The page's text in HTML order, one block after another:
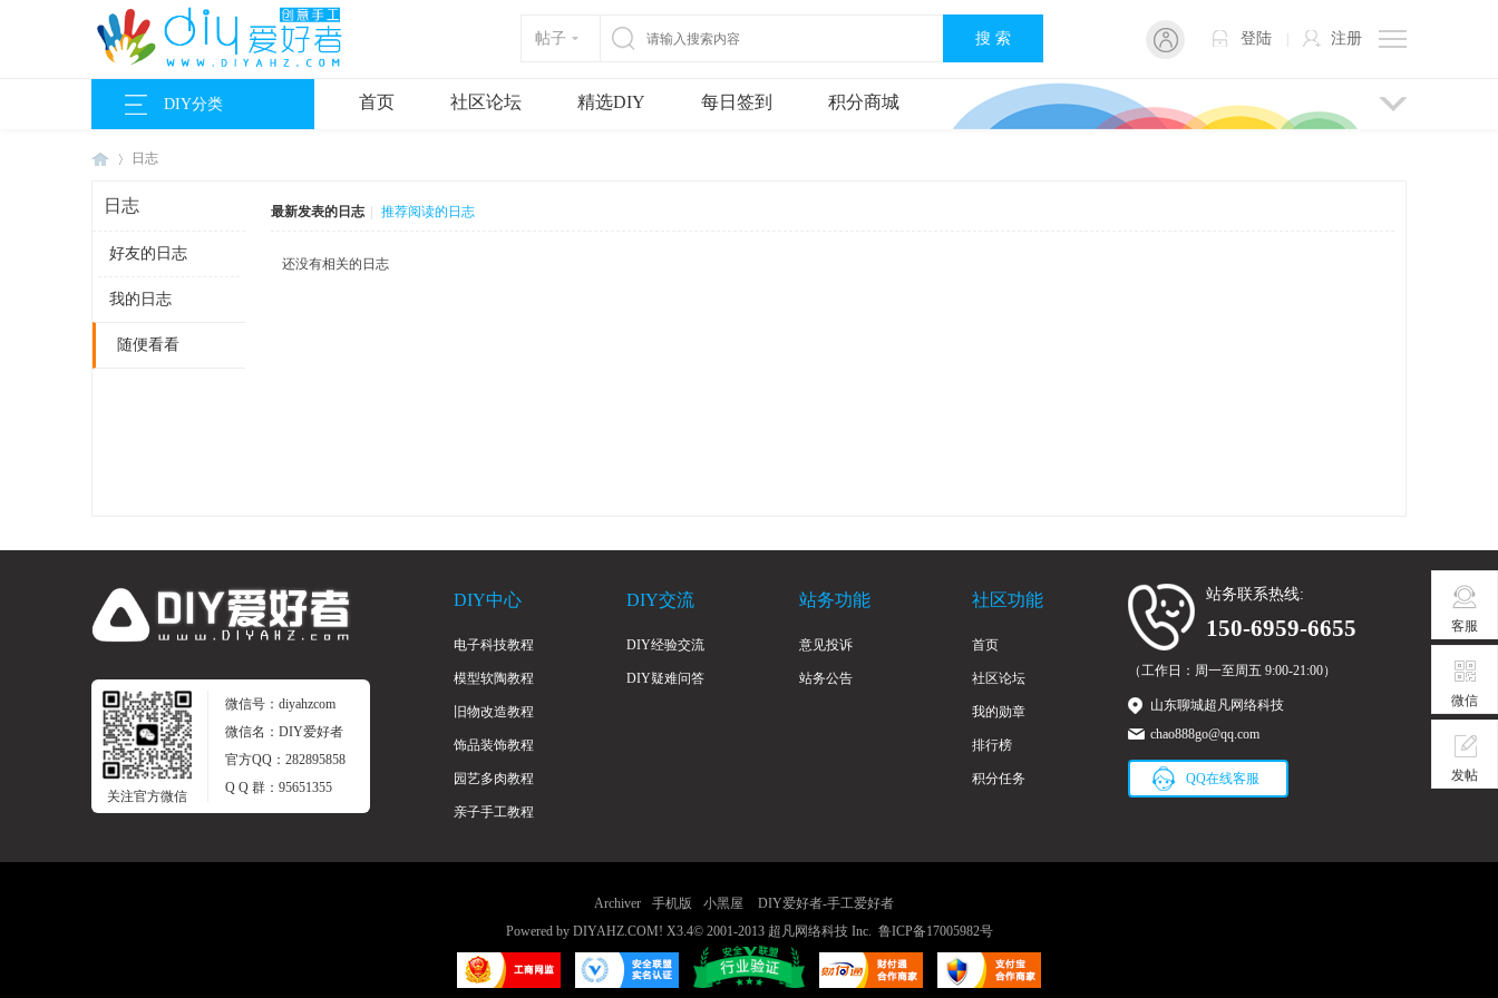
帖子 搜 索 登陆 注册
DIY分类 首页 社区论坛 精选DIY 每日签到 积分商城
客服
微信
发帖
›
日志
日志
好友的日志
我的日志
随便看看
最新发表的日志 推荐阅读的日志
还没有相关的日志
关注官方微信
微信号：diyahzcom
微信名：DIY爱好者
官方QQ：282895858
Q Q 群：95651355
DIY中心
电子科技教程
模型软陶教程
旧物改造教程
饰品装饰教程
园艺多肉教程
亲子手工教程
DIY交流
DIY经验交流
DIY疑难问答
站务功能
意见投诉
站务公告
社区功能
首页
社区论坛
我的勋章
排行榜
积分任务
站务联系热线:
150-6959-6655
（工作日：周一至周五 9:00-21:00）
山东聊城超凡网络科技
chao888go@qq.com
QQ在线客服
Archiver 手机版 小黑屋
DIY爱好者-手工爱好者
Powered by DIYAHZ.COM! X3.4© 2001-2013 超凡网络科技 Inc. 鲁ICP备17005982号